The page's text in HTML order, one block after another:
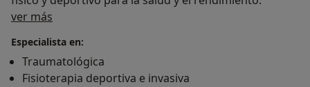
ver más
Especialista en:
Traumatológica
Fisioterapia deportiva e invasiva